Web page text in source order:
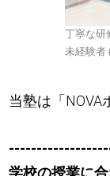
丁寧な研
未経験者
当塾は「NOVA
学校の授業に